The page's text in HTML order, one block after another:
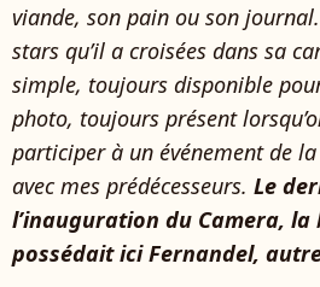
viande, son pain ou son
stars qu’il a croisées dans sa
simple, toujours disponible
photo, toujours présent
participer à un événement de
avec mes prédécesseurs. Le
l’inauguration du Camera, la
possédait ici Fernandel,